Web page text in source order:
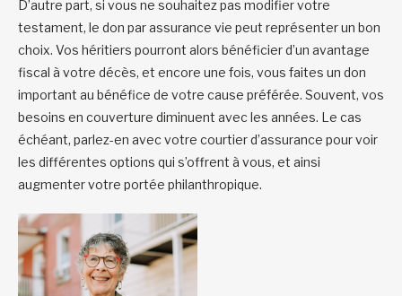
D’autre part, si vous ne souhaitez pas modifier votre
testament, le don par assurance vie peut représenter un bon
choix. Vos héritiers pourront alors bénéficier d’un avantage
fiscal à votre décès, et encore une fois, vous faites un don
important au bénéfice de votre cause préférée. Souvent, vos
besoins en couverture diminuent avec les années. Le cas
échéant, parlez-en avec votre courtier d’assurance pour voir
les différentes options qui s’offrent à vous, et ainsi
augmenter votre portée philanthropique.